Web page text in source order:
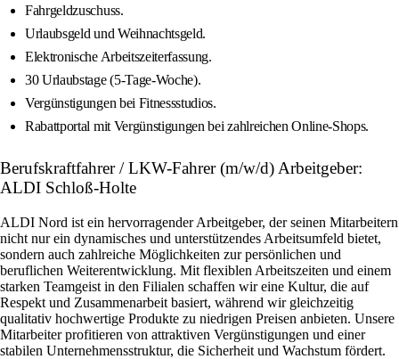
Fahrgeldzuschuss.
Urlaubsgeld und Weihnachtsgeld.
Elektronische Arbeitszeiterfassung.
30 Urlaubstage (5-Tage-Woche).
Vergünstigungen bei Fitnessstudios.
Rabattportal mit Vergünstigungen bei zahlreichen Online-Shops.
Berufskraftfahrer / LKW-Fahrer (m/w/d) Arbeitgeber:
ALDI Schloß-Holte
ALDI Nord ist ein hervorragender Arbeitgeber, der seinen Mitarbeitern
nicht nur ein dynamisches und unterstützendes Arbeitsumfeld bietet,
sondern auch zahlreiche Möglichkeiten zur persönlichen und
beruflichen Weiterentwicklung. Mit flexiblen Arbeitszeiten und einem
starken Teamgeist in den Filialen schaffen wir eine Kultur, die auf
Respekt und Zusammenarbeit basiert, während wir gleichzeitig
qualitativ hochwertige Produkte zu niedrigen Preisen anbieten. Unsere
Mitarbeiter profitieren von attraktiven Vergünstigungen und einer
stabilen Unternehmensstruktur, die Sicherheit und Wachstum fördert.